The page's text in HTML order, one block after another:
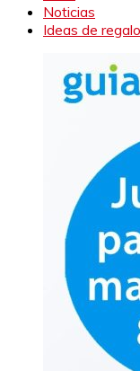
Noticias
Ideas de